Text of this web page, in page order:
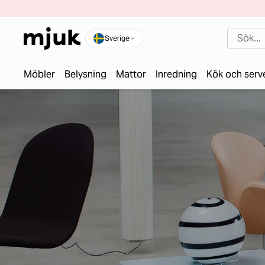
Sverige
Möbler Belysning Mattor Inredning Kök och